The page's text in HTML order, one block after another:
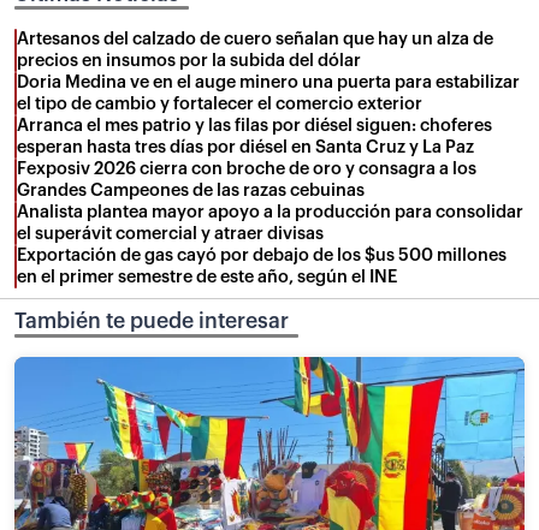
Artesanos del calzado de cuero señalan que hay un alza de
precios en insumos por la subida del dólar
Doria Medina ve en el auge minero una puerta para estabilizar
el tipo de cambio y fortalecer el comercio exterior
Arranca el mes patrio y las filas por diésel siguen: choferes
esperan hasta tres días por diésel en Santa Cruz y La Paz
Fexposiv 2026 cierra con broche de oro y consagra a los
Grandes Campeones de las razas cebuinas
Analista plantea mayor apoyo a la producción para consolidar
el superávit comercial y atraer divisas
Exportación de gas cayó por debajo de los $us 500 millones
en el primer semestre de este año, según el INE
También te puede interesar